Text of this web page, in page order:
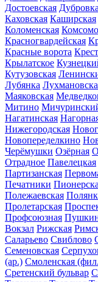
Достоевская Дубровка
Каховская Каширская
Коломенская
Красногвардейская
Красные ворота
Крылатское
Кутузовская
Лубянка
Маяковская
Митино
Нагатинская
Нижегородская
Новопеределкино
Черёмушки Озёрная
Отрадное Павелецкая
Партизанская
Печатники
Полежаевская
Пролетарская
Профсоюзная
Вокзал Рижская
Саларьево Свиблово
Семеновская
(ар.) Смоленская
Сретенский бульвар